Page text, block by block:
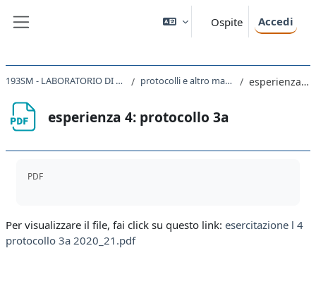
Ospite Accedi
193SM - LABORATORIO DI CHIMICA E BIOCHIMICA 2020 protocolli e altro materiale per le esercitazioni esperienza 4: protocollo 3a
esperienza 4: protocollo 3a
PDF
Per visualizzare il file, fai click su questo link: esercitazione l 4
protocollo 3a 2020_21.pdf